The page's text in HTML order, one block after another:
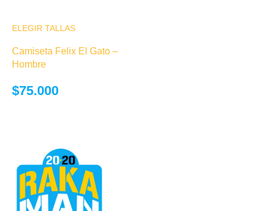
ELEGIR TALLAS
variantes. Las
Camiseta Felix El Gato –
Hombre
$75.000